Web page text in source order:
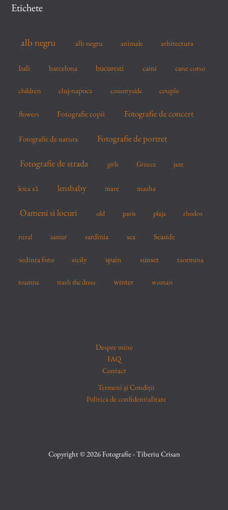
h
Etichete
alb negru alb negru animale arhitectura
bali barcelona bucuresti caini cane corso
children cluj-napoca countryside couple
flowers Fotografie copii Fotografie de concert
Fotografie de natura Fotografie de portret
Fotografie de strada girls Greece jazz
leica x1 lensbaby mare masha
Oameni si locuri old paris plaja rhodos
rural sanur sardinia sea Seaside
sedinta foto sicily spain sunset taormina
toamna trash the dress winter woman
Despre mine
FAQ
Contact
Termeni și Condiții
Politica de confidentialitate
Copyright © 2026 Fotografie - Tiberiu Crisan